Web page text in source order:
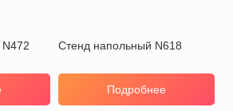
Стенд напольный N618
Подробнее